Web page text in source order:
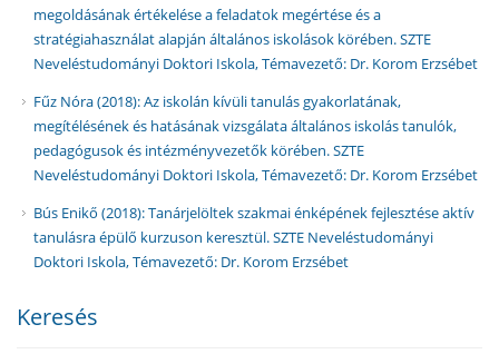
megoldásának értékelése a feladatok megértése és a
stratégiahasználat alapján általános iskolások körében. SZTE
Neveléstudományi Doktori Iskola, Témavezető: Dr. Korom Erzsébet
Fűz Nóra (2018): Az iskolán kívüli tanulás gyakorlatának,
megítélésének és hatásának vizsgálata általános iskolás tanulók,
pedagógusok és intézményvezetők körében. SZTE
Neveléstudományi Doktori Iskola, Témavezető: Dr. Korom Erzsébet
Bús Enikő (2018): Tanárjelöltek szakmai énképének fejlesztése aktív
tanulásra épülő kurzuson keresztül. SZTE Neveléstudományi
Doktori Iskola, Témavezető: Dr. Korom Erzsébet
Keresés